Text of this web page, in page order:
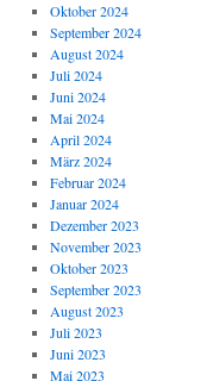
Oktober 2024
September 2024
August 2024
Juli 2024
Juni 2024
Mai 2024
April 2024
März 2024
Februar 2024
Januar 2024
Dezember 2023
November 2023
Oktober 2023
September 2023
August 2023
Juli 2023
Juni 2023
Mai 2023